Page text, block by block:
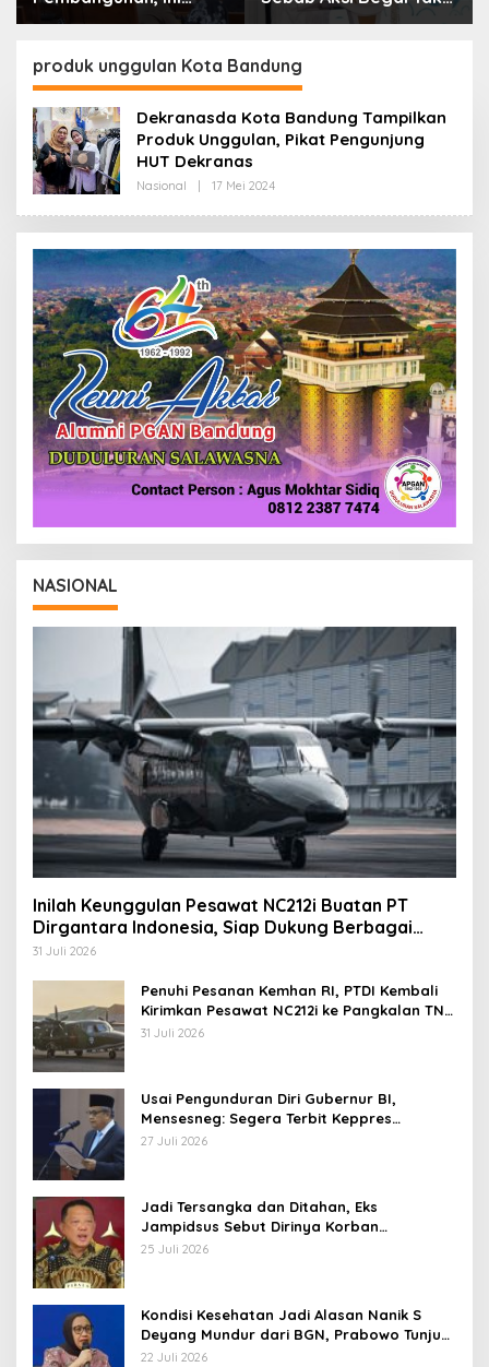
Alasan Pemkot Cimahi
Belanja Daerah
Boleh Hanya Dikaitkan
produk unggulan Kota Bandung
Dekranasda Kota Bandung Tampilkan
Produk Unggulan, Pikat Pengunjung
HUT Dekranas
Nasional 17 Mei 2024
E
H
R
D
A
K
S
I
NASIONAL
Inilah Keunggulan Pesawat NC212i Buatan PT
Dirgantara Indonesia, Siap Dukung Berbagai
Operasi TNI
31 Juli 2026
Penuhi Pesanan Kemhan RI, PTDI Kembali
Kirimkan Pesawat NC212i ke Pangkalan TNI
AU
31 Juli 2026
Usai Pengunduran Diri Gubernur BI,
Mensesneg: Segera Terbit Keppres
Pemberhentian dengan Hormat
27 Juli 2026
Jadi Tersangka dan Ditahan, Eks
Jampidsus Sebut Dirinya Korban
Kriminalisasi
25 Juli 2026
Kondisi Kesehatan Jadi Alasan Nanik S
Deyang Mundur dari BGN, Prabowo Tunjuk
Wamentan Sudaryono
22 Juli 2026